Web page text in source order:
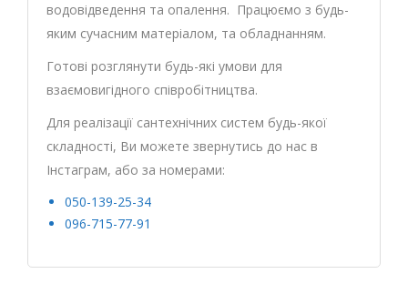
водовідведення та опалення. Працюємо з будь-
яким сучасним матеріалом, та обладнанням.
Готові розглянути будь-які умови для
взаємовигідного співробітництва.
Для реалізації сантехнічних систем будь-якої
складності, Ви можете звернутись до нас в
Інстаграм, або за номерами:
050-139-25-34
096-715-77-91